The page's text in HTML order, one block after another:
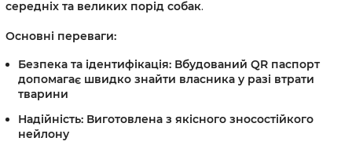
середніх та великих порід собак.
Основні переваги:
Безпека та ідентифікація: Вбудований QR паспорт
допомагає швидко знайти власника у разі втрати
тварини
Надійність: Виготовлена з якісного зносостійкого
нейлону